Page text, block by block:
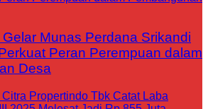
Munas Perdana Srikandi
Peran Perempuan dalam
Desa